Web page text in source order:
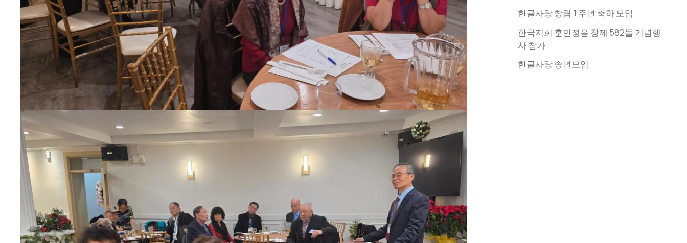
한글사랑 창립 1 주년 축하 모임
한국지회 훈민정음 창제 582돌 기념행
사 참가
한글사랑 송년모임